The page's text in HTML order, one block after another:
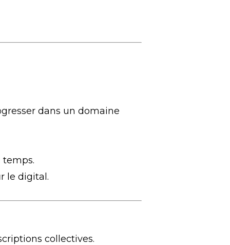
dans un domaine
temps.
le digital.
collectives.